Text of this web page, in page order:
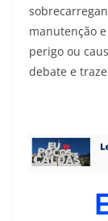
manutenção
perigo ou
debate e